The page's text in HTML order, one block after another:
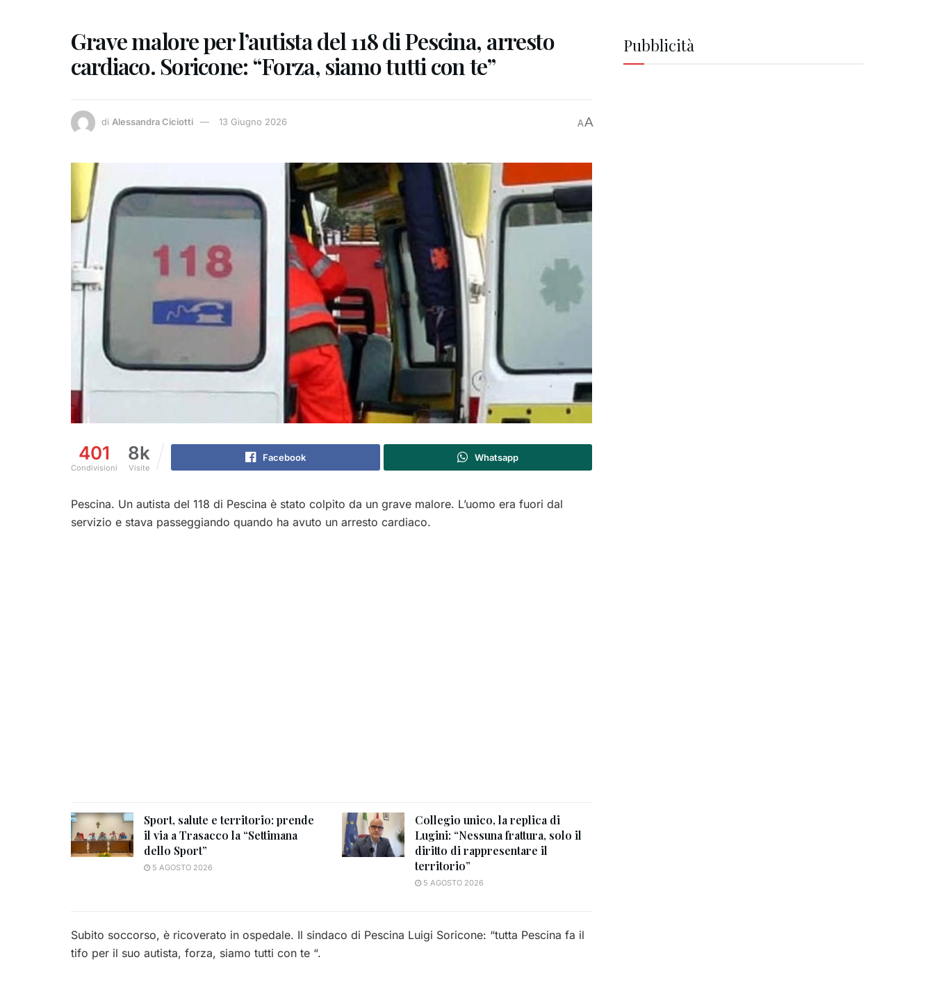
Grave malore per l’autista del 118 di Pescina, arresto
cardiaco. Soricone: “​Forza, siamo tutti con te”
di Alessandra Ciciotti 13 Giugno 2026 AA
401
Condivisioni
8k
Visite
Facebook Whatsapp
Pescina. Un autista del 118 di Pescina è stato colpito da un grave malore. L’uomo era fuori dal
servizio e stava passeggiando quando ha avuto un arresto cardiaco.
Sport, salute e territorio: prende
il via a Trasacco la “Settimana
dello Sport”
5 AGOSTO 2026
Collegio unico, la replica di
Lugini: “Nessuna frattura, solo il
diritto di rappresentare il
territorio”
5 AGOSTO 2026
Subito soccorso, è ricoverato in ospedale. Il sindaco di Pescina Luigi Soricone: “tutta Pescina fa il
tifo per il suo autista,​ forza, siamo tutti con te “.
Pubblicità